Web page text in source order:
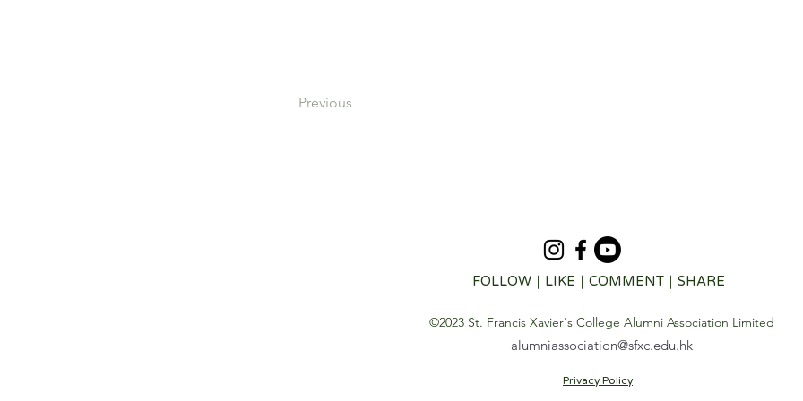
Previous
FOLLOW｜LIKE｜COMMENT｜SHARE
©2023 St. Francis Xavier's College Alumni Association Limited
alumniassociation@sfxc.edu.hk
Privacy Policy